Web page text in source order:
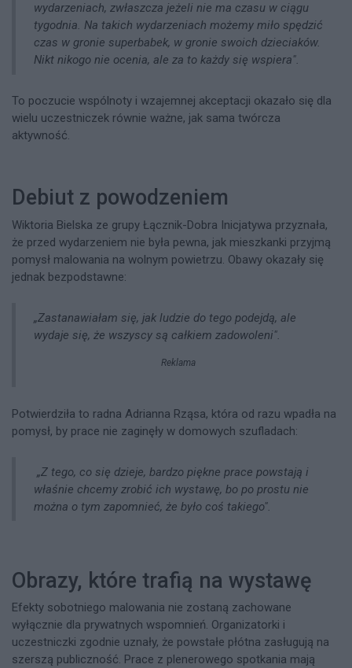
wydarzeniach, zwłaszcza jeżeli nie ma czasu w ciągu
tygodnia. Na takich wydarzeniach możemy miło spędzić
czas w gronie superbabek, w gronie swoich dzieciaków.
Nikt nikogo nie ocenia, ale za to każdy się wspiera".
To poczucie wspólnoty i wzajemnej akceptacji okazało się dla
wielu uczestniczek równie ważne, jak sama twórcza
aktywność.
Debiut z powodzeniem
Wiktoria Bielska ze grupy Łącznik-Dobra Inicjatywa przyznała,
że przed wydarzeniem nie była pewna, jak mieszkanki przyjmą
pomysł malowania na wolnym powietrzu. Obawy okazały się
jednak bezpodstawne:
„Zastanawiałam się, jak ludzie do tego podejdą, ale
wydaje się, że wszyscy są całkiem zadowoleni".
Reklama
Potwierdziła to radna Adrianna Rząsa, która od razu wpadła na
pomysł, by prace nie zaginęły w domowych szufladach:
„Z tego, co się dzieje, bardzo piękne prace powstają i
właśnie chcemy zrobić ich wystawę, bo po prostu nie
można o tym zapomnieć, że było coś takiego".
Obrazy, które trafią na wystawę
Efekty sobotniego malowania nie zostaną zachowane
wyłącznie dla prywatnych wspomnień. Organizatorki i
uczestniczki zgodnie uznały, że powstałe płótna zasługują na
szerszą publiczność. Prace z plenerowego spotkania mają